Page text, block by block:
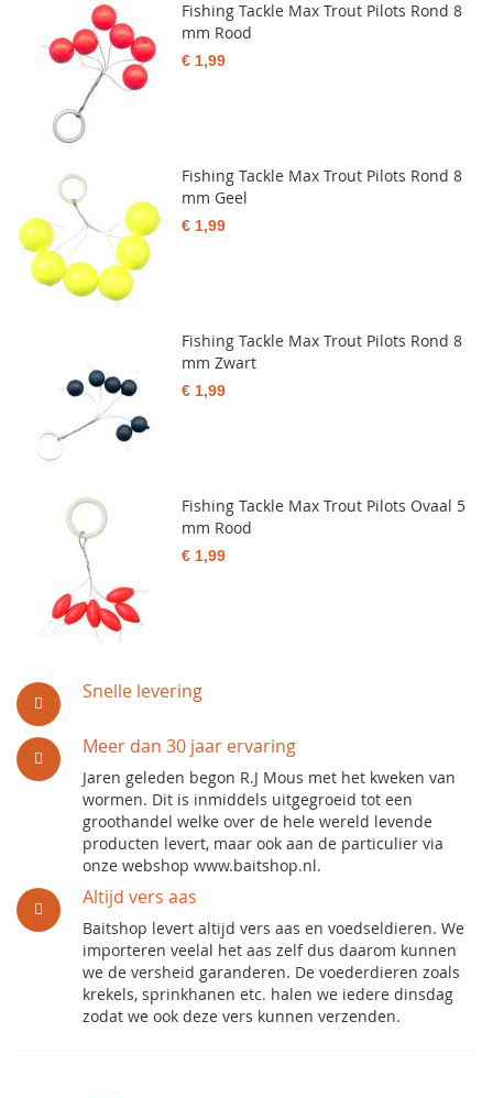
Snelle levering
Meer dan 30 jaar ervaring
Jaren geleden begon R.J Mous met het kweken van
wormen. Dit is inmiddels uitgegroeid tot een
groothandel welke over de hele wereld levende
producten levert, maar ook aan de particulier via
onze webshop www.baitshop.nl.
Altijd vers aas
Baitshop levert altijd vers aas en voedseldieren. We
importeren veelal het aas zelf dus daarom kunnen
we de versheid garanderen. De voederdieren zoals
krekels, sprinkhanen etc. halen we iedere dinsdag
zodat we ook deze vers kunnen verzenden.
Fishing Tackle Max Trout Pilots Rond 8
mm Rood
€ 1,99
Fishing Tackle Max Trout Pilots Rond 8
mm Geel
€ 1,99
Fishing Tackle Max Trout Pilots Rond 8
mm Zwart
€ 1,99
Fishing Tackle Max Trout Pilots Ovaal 5
mm Rood
€ 1,99